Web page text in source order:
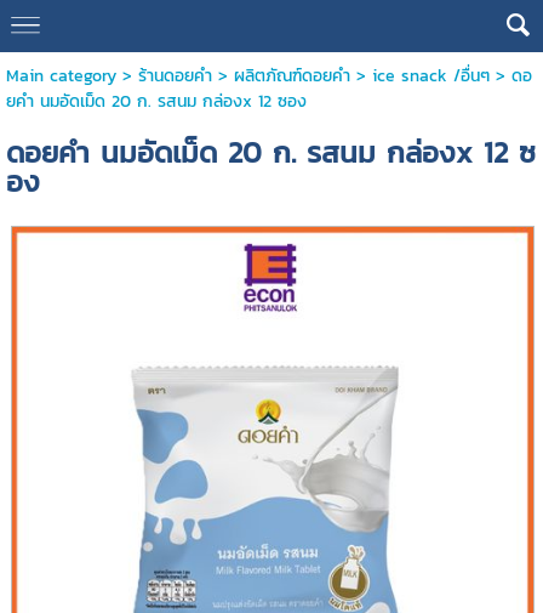
Main category> ร้านดอยคำ> ผลิตภัณฑ์ดอยคำ> ice snack /อื่นๆ> ดอ
ยคำ นมอัดเม็ด 20 ก. รสนม กล่องx 12 ซอง
ดอยคำ นมอัดเม็ด 20 ก. รสนม กล่องx 12 ซ
อง